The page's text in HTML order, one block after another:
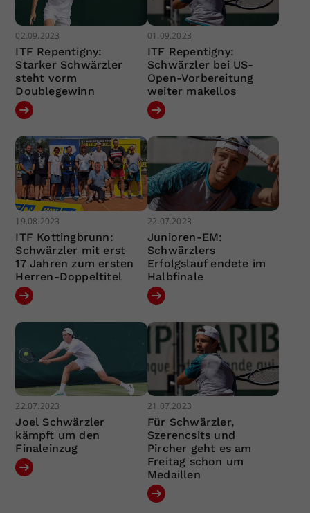
02.09.2023
ITF Repentigny:
Starker Schwärzler
steht vorm
Doublegewinn
01.09.2023
ITF Repentigny:
Schwärzler bei US-
Open-Vorbereitung
weiter makellos
19.08.2023
ITF Kottingbrunn:
Schwärzler mit erst
17 Jahren zum ersten
Herren-Doppeltitel
22.07.2023
Junioren-EM:
Schwärzlers
Erfolgslauf endete im
Halbfinale
22.07.2023
Joel Schwärzler
kämpft um den
Finaleinzug
21.07.2023
Für Schwärzler,
Szerencsits und
Pircher geht es am
Freitag schon um
Medaillen